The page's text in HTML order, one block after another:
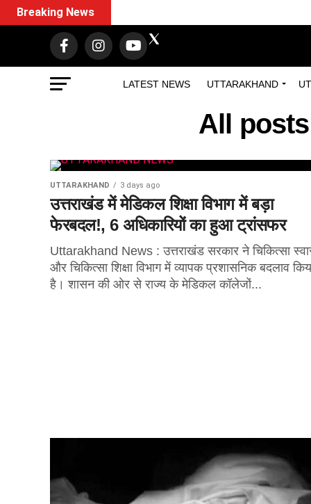
LATEST NEWS UTTARAKHAND
Breaking News
All
UTTARAKHAND 3 days ago
उत्तराखंड में मेडिकल शिक्षा विभाग में बड़ा
फेरबदल!, 6 अधिकारियों का हुआ ट्रांसफर
Uttarakhand News : उत्तराखंड सरकार ने चिकित्सा
और चिकित्सा शिक्षा विभाग में व्यापक प्रशासनिक बदलाव
है। शासन की ओर से राज्य के मेडिकल कॉलेजों...